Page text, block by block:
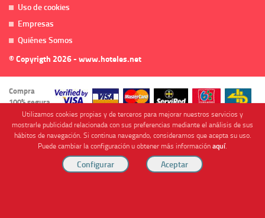
Uso de cookies
Empresas
Quiénes Somos
© Copyrigth 2026 - www.hoteles.net
Compra
100% segura
Cofinanciado por
Utilizamos cookies propias y de terceros para mejorar nuestros servicios y
mostrarle publicidad relacionada con sus preferencias mediante el análisis de sus
hábitos de navegación. Si continua navegando, consideramos que acepta su uso.
Puede cambiar la configuración u obtener más informaciónaquí.